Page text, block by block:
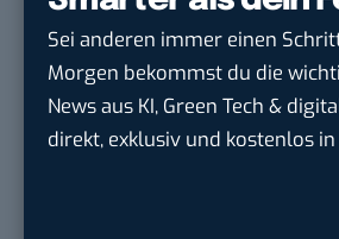
Sei anderen immer einen
Morgen bekommst du die
News aus KI, Green Tech &
direkt, exklusiv und kostenlos
Social Media
(m...
Frankfurt am Main